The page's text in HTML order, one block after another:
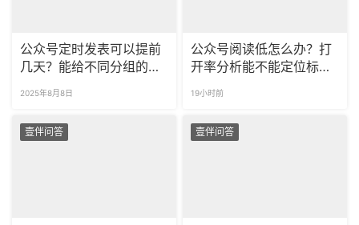
公众号定时发表可以提前
几天？能给不同分组的粉
2025年8月8日
公众号阅读低怎么办？打
开率分析能不能定位标题
19小时前
壹伴问答 壹伴问答